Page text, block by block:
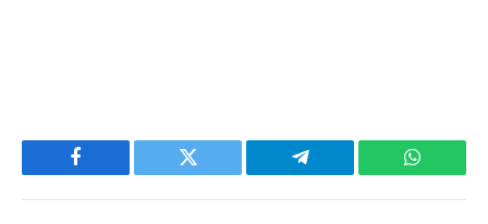
Facebook Twitter Telegram